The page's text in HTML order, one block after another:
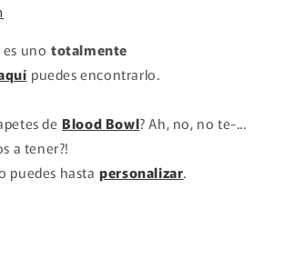
uno totalmente
puedes encontrarlo.
deBlood Bowl? Ah, no, no te-...
a tener?!
puedes hastapersonalizar.